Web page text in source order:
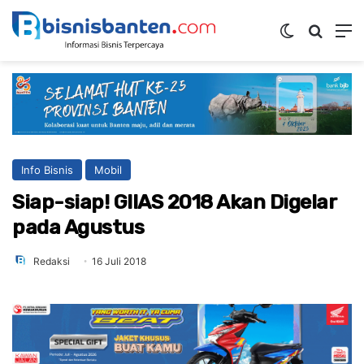
Switch skin
Info Bisnis Mobil
Siap-siap! GIIAS 2018 Akan Digelar
pada Agustus
Redaksi 16 Juli 2018